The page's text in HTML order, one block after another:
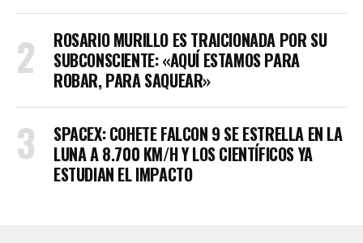
ROSARIO MURILLO ES TRAICIONADA POR SU
SUBCONSCIENTE: «AQUÍ ESTAMOS PARA
ROBAR, PARA SAQUEAR»
SPACEX: COHETE FALCON 9 SE ESTRELLA EN LA
LUNA A 8.700 KM/H Y LOS CIENTÍFICOS YA
ESTUDIAN EL IMPACTO